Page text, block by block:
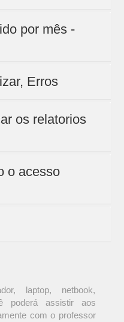
por mês -
Erros
os relatorios
o acesso
laptop, netbook,
poderá assistir aos
com o professor